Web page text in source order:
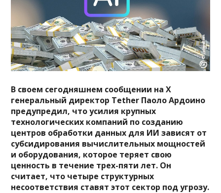
В своем сегодняшнем сообщении на X
генеральный директор Tether Паоло Ардоино
предупредил, что усилия крупных
технологических компаний по созданию
центров обработки данных для ИИ зависят от
субсидирования вычислительных мощностей
и оборудования, которое теряет свою
ценность в течение трех-пяти лет. Он
считает, что четыре структурных
несоответствия ставят этот сектор под угрозу.